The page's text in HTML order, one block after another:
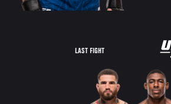
LAST FIGHT